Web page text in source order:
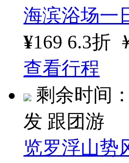
海滨浴场一
¥169 6.3折
查看行程
剩余时间：
发 跟团游
览罗浮山势